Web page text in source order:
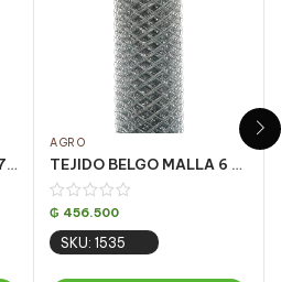
TEJIDO BELGO MALLLA 7 X 1 M – 25M – ALAMBRE 14
AGRO
TEJIDO BELGO MALLA 6 X 1.20 – 25M
₲ 456.500
SKU: 1535